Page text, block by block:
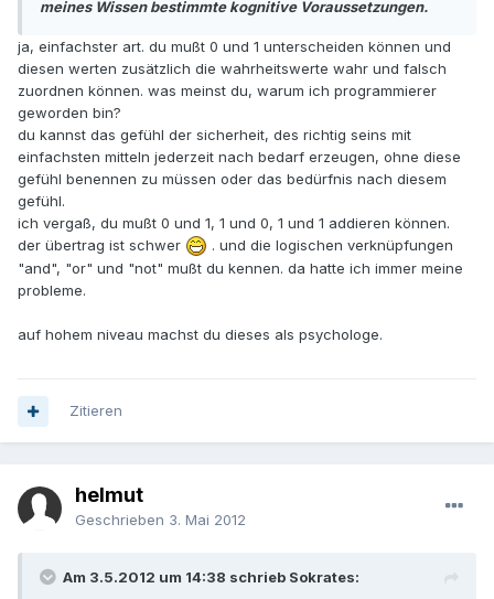
meines Wissen bestimmte kognitive Voraussetzungen.
ja, einfachster art. du mußt 0 und 1 unterscheiden können und
diesen werten zusätzlich die wahrheitswerte wahr und falsch
zuordnen können. was meinst du, warum ich programmierer
geworden bin?
du kannst das gefühl der sicherheit, des richtig seins mit
einfachsten mitteln jederzeit nach bedarf erzeugen, ohne diese
gefühl benennen zu müssen oder das bedürfnis nach diesem
gefühl.
ich vergaß, du mußt 0 und 1, 1 und 0, 1 und 1 addieren können.
der übertrag ist schwer
. und die logischen verknüpfungen
"and", "or" und "not" mußt du kennen. da hatte ich immer meine
probleme.
auf hohem niveau machst du dieses als psychologe.
Zitieren
helmut
Geschrieben 3. Mai 2012
Am 3.5.2012 um 14:38 schrieb Sokrates: